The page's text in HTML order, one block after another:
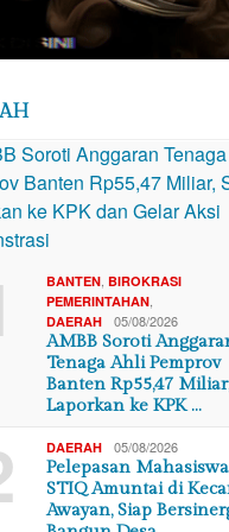
BANTEN ,BIROKRASI
PEMERINTAHAN
DAERAH 05/08/2026
AMBB Soroti
Tenaga Ahli Pemprov
Banten Rp55,47
Laporkan ke KPK …
DAERAH 05/08/2026
Pelepasan
STIQ Amuntai di
Awayan, Siap